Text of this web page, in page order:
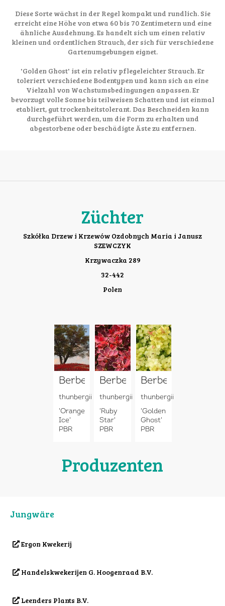
Diese Sorte wächst in der Regel kompakt und rundlich. Sie
erreicht eine Höhe von etwa 60 bis 70 Zentimetern und eine
ähnliche Ausdehnung. Es handelt sich um einen relativ
kleinen und ordentlichen Strauch, der sich für verschiedene
Gartenumgebungen eignet.
'Golden Ghost' ist ein relativ pflegeleichter Strauch. Er
toleriert verschiedene Bodentypen und kann sich an eine
Vielzahl von Wachstumsbedingungen anpassen. Er
bevorzugt volle Sonne bis teilweisen Schatten und ist einmal
etabliert, gut trockenheitstolerant. Das Beschneiden kann
durchgeführt werden, um die Form zu erhalten und
abgestorbene oder beschädigte Äste zu entfernen.
Züchter
Szkółka Drzew i Krzewów Ozdobnych Maria i Janusz
SZEWCZYK
Krzywaczka 289
32-442
Polen
Berberis
thunbergii
'Orange
Ice'
PBR
Berberis
thunbergii
'Ruby
Star'
PBR
Berberis
thunbergii
'Golden
Ghost'
PBR
Produzenten
Jungwäre
Ergon Kwekerij
Handelskwekerijen G. Hoogenraad B.V.
Leenders Plants B.V.